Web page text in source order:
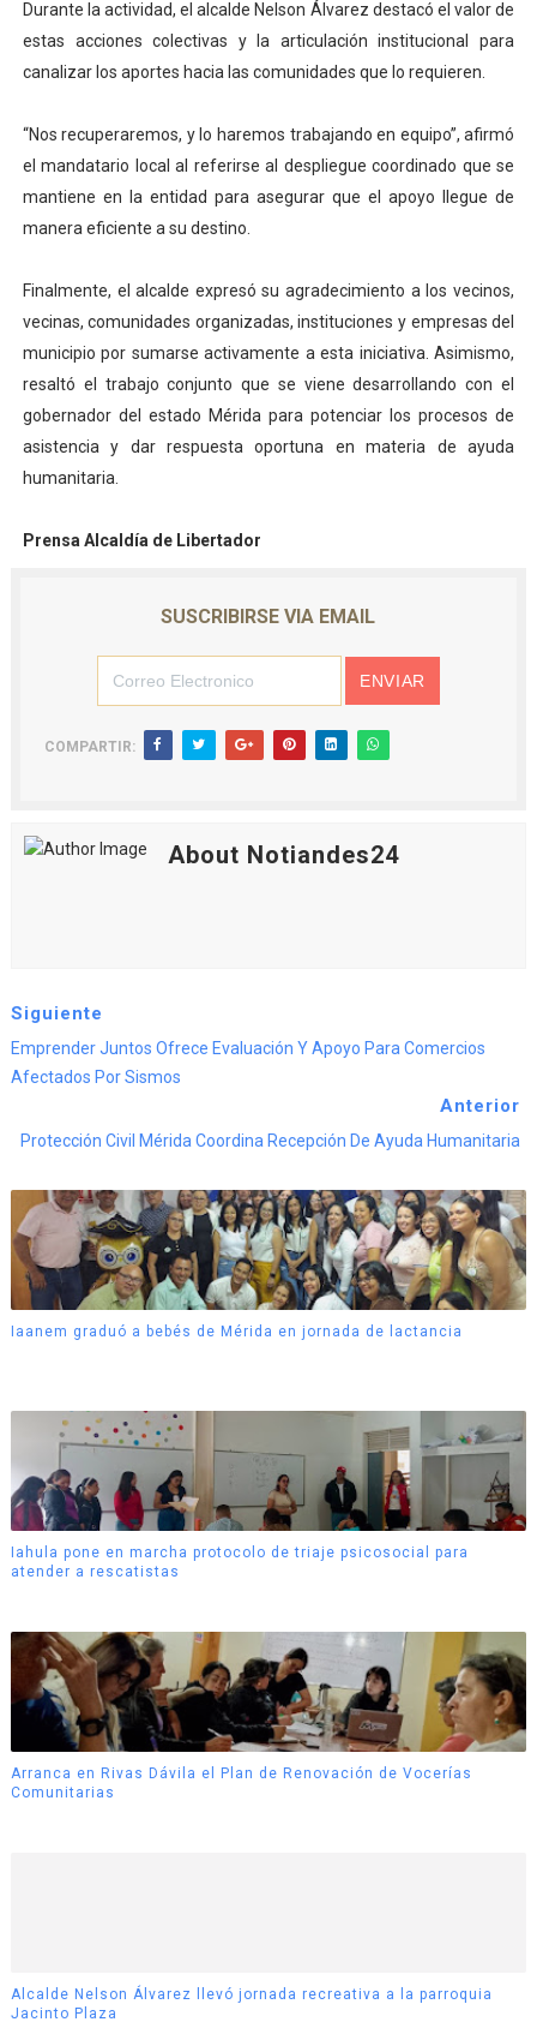
Durante la actividad, el alcalde Nelson Álvarez destacó el valor de
estas acciones colectivas y la articulación institucional para
canalizar los aportes hacia las comunidades que lo requieren.
“Nos recuperaremos, y lo haremos trabajando en equipo”, afirmó
el mandatario local al referirse al despliegue coordinado que se
mantiene en la entidad para asegurar que el apoyo llegue de
manera eficiente a su destino.
Finalmente, el alcalde expresó su agradecimiento a los vecinos,
vecinas, comunidades organizadas, instituciones y empresas del
municipio por sumarse activamente a esta iniciativa. Asimismo,
resaltó el trabajo conjunto que se viene desarrollando con el
gobernador del estado Mérida para potenciar los procesos de
asistencia y dar respuesta oportuna en materia de ayuda
humanitaria.
Prensa Alcaldía de Libertador
SUSCRIBIRSE VIA EMAIL
COMPARTIR:
About Notiandes24
Siguiente
Emprender Juntos Ofrece Evaluación Y Apoyo Para Comercios
Afectados Por Sismos
Anterior
Protección Civil Mérida Coordina Recepción De Ayuda Humanitaria
Iaanem graduó a bebés de Mérida en jornada de lactancia
Iahula pone en marcha protocolo de triaje psicosocial para
atender a rescatistas
Arranca en Rivas Dávila el Plan de Renovación de Vocerías
Comunitarias
Alcalde Nelson Álvarez llevó jornada recreativa a la parroquia
Jacinto Plaza